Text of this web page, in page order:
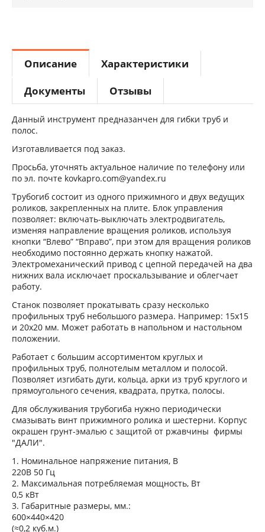
Описание
Характеристики
Документы
Отзывы
Данный инструмент предназанчен для гибки труб и
полос.
Изготавливается под заказ.
Просьба, уточнять актуальное наличие по телефону или
по эл. почте kovkapro.com@yandex.ru
Трубогиб состоит из одного прижимного и двух ведущих
роликов, закрепленных на плите. Блок управления
позволяет: включать-выключать электродвигатель,
изменяя направление вращения роликов, используя
кнопки “Влево” “Вправо”, при этом для вращения роликов
необходимо постоянно держать кнопку нажатой.
Электромеханический привод с цепной передачей на два
нижних вала исключает проскальзывание и облегчает
работу.
Станок позволяет прокатывать сразу несколько
профильных труб небольшого размера. Например: 15х15
и 20х20 мм. Может работать в напольном и настольном
положении.
Работает с большим ассортиментом круглых и
профильных труб, полнотелым металлом и полосой.
Позволяет изгибать дуги, кольца, арки из труб круглого и
прямоугольного сечения, квадрата, прутка, полосы.
Для обслуживания трубогиба нужно периодически
смазывать винт прижимного ролика и шестерни. Корпус
окрашен грунт-эмалью с защитой от ржавчины фирмы
"ДАЛИ".
1. Номинальное напряжение питания, В
220В 50 Гц
2. Максимальная потребляемая мощность, Вт
0,5 кВт
3. Габаритные размеры, мм.:
600×440×420
(≈0,2 куб.м.)